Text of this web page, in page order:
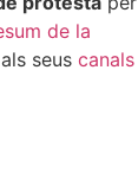
de la
seus canals